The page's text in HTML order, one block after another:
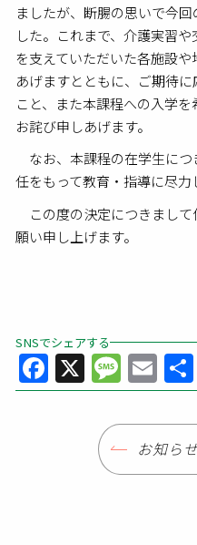
ましたが、断腸の思いで今
した。これまで、介護実習
を支えていただいた各施設
あげますとともに、ご期待
こと、また本課程への入学
お詫び申しあげます。
なお、本課程の在学生に
任をもって教育・指導に尽力
この度の決定につきまして
願い申し上げます。
SNSでシェアする
Facebook
X
お知ら